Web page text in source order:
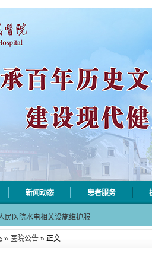
新闻动态 患者服务
民医院采集自动对焦相机市
民医院水电相关设施维护服
！妇儿分论坛精彩收官
合力 | 运动健康分论坛助
» 医院公告 » 正文